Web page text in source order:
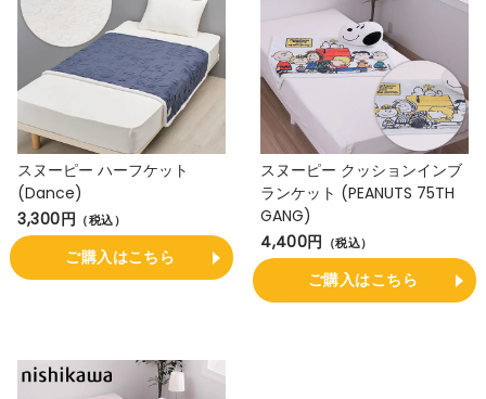
スヌーピー ハーフケット
(Dance)
3,300円 （税込）
ご購入はこちら
スヌーピー クッションインブ
ランケット (PEANUTS 75TH
GANG)
4,400円 （税込）
ご購入はこちら